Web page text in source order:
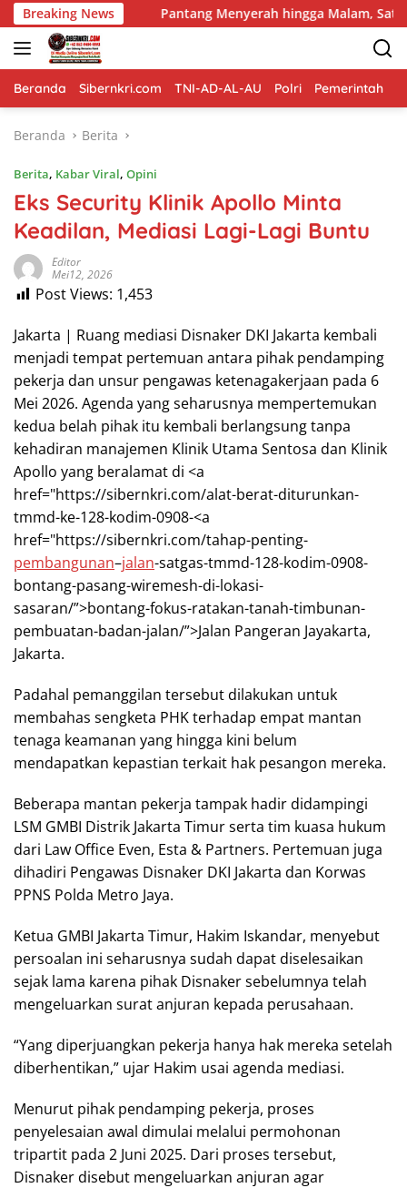
Langsung
ke
konten
Breaking News
Pantang Menyerah hingga Malam, Satgas TMMD Ke-129
Beranda Sibernkri.com TNI-AD-AL-AU Polri Pemerintah
Beranda Berita
Berita, Kabar Viral, Opini
Eks Security Klinik Apollo Minta
Keadilan, Mediasi Lagi-Lagi Buntu
Editor
Mei12, 2026
Post Views: 1,453
Jakarta | Ruang mediasi Disnaker DKI Jakarta kembali
menjadi tempat pertemuan antara pihak pendamping
pekerja dan unsur pengawas ketenagakerjaan pada 6
Mei 2026. Agenda yang seharusnya mempertemukan
kedua belah pihak itu kembali berlangsung tanpa
kehadiran manajemen Klinik Utama Sentosa dan Klinik
Apollo yang beralamat di <a
href="https://sibernkri.com/alat-berat-diturunkan-
tmmd-ke-128-kodim-0908-<a
href="https://sibernkri.com/tahap-penting-
pembangunan–jalan-satgas-tmmd-128-kodim-0908-
bontang-pasang-wiremesh-di-lokasi-
sasaran/”>bontang-fokus-ratakan-tanah-timbunan-
pembuatan-badan-jalan/”>Jalan Pangeran Jayakarta,
Jakarta.
Padahal pemanggilan tersebut dilakukan untuk
membahas sengketa PHK terhadap empat mantan
tenaga keamanan yang hingga kini belum
mendapatkan kepastian terkait hak pesangon mereka.
Beberapa mantan pekerja tampak hadir didampingi
LSM GMBI Distrik Jakarta Timur serta tim kuasa hukum
dari Law Office Even, Esta & Partners. Pertemuan juga
dihadiri Pengawas Disnaker DKI Jakarta dan Korwas
PPNS Polda Metro Jaya.
Ketua GMBI Jakarta Timur, Hakim Iskandar, menyebut
persoalan ini seharusnya sudah dapat diselesaikan
sejak lama karena pihak Disnaker sebelumnya telah
mengeluarkan surat anjuran kepada perusahaan.
“Yang diperjuangkan pekerja hanya hak mereka setelah
diberhentikan,” ujar Hakim usai agenda mediasi.
Menurut pihak pendamping pekerja, proses
penyelesaian awal dimulai melalui permohonan
tripartit pada 2 Juni 2025. Dari proses tersebut,
Disnaker disebut mengeluarkan anjuran agar